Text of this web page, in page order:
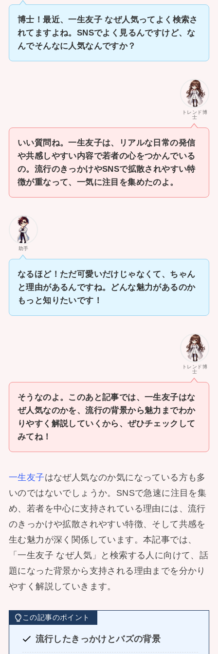
博士！最近、一生友子 なぜ人気ってよく検索さ
れてますよね。SNSでよく見るんですけど、な
んでそんなに人気なんですか？
トレンド博
士
いい質問ね。一生友子は、リアルな日常の発信
や共感しやすい内容で若者の心をつかんでいる
の。流行のきっかけやSNSで拡散されやすい特
徴が重なって、一気に注目を集めたのよ。
助手
なるほど！ただ可愛いだけじゃなくて、ちゃん
と理由があるんですね。どんな魅力があるのか
もっと知りたいです！
トレンド博
士
そうなのよ。このあと記事では、一生友子はな
ぜ人気なのかを、流行の背景から魅力までわか
りやすく解説していくから、ぜひチェックして
みてね！
一生友子はなぜ人気なのか気になっている方も多
いのではないでしょうか。SNSで急速に注目を集
め、若者を中心に支持されている理由には、流行
のきっかけや拡散されやすい特徴、そして共感を
生む魅力が深く関係しています。本記事では、
「一生友子 なぜ人気」と検索する人に向けて、話
題になった背景から支持される理由までを分かり
やすく解説していきます。
この記事のポイント
流行したきっかけとバズの背景